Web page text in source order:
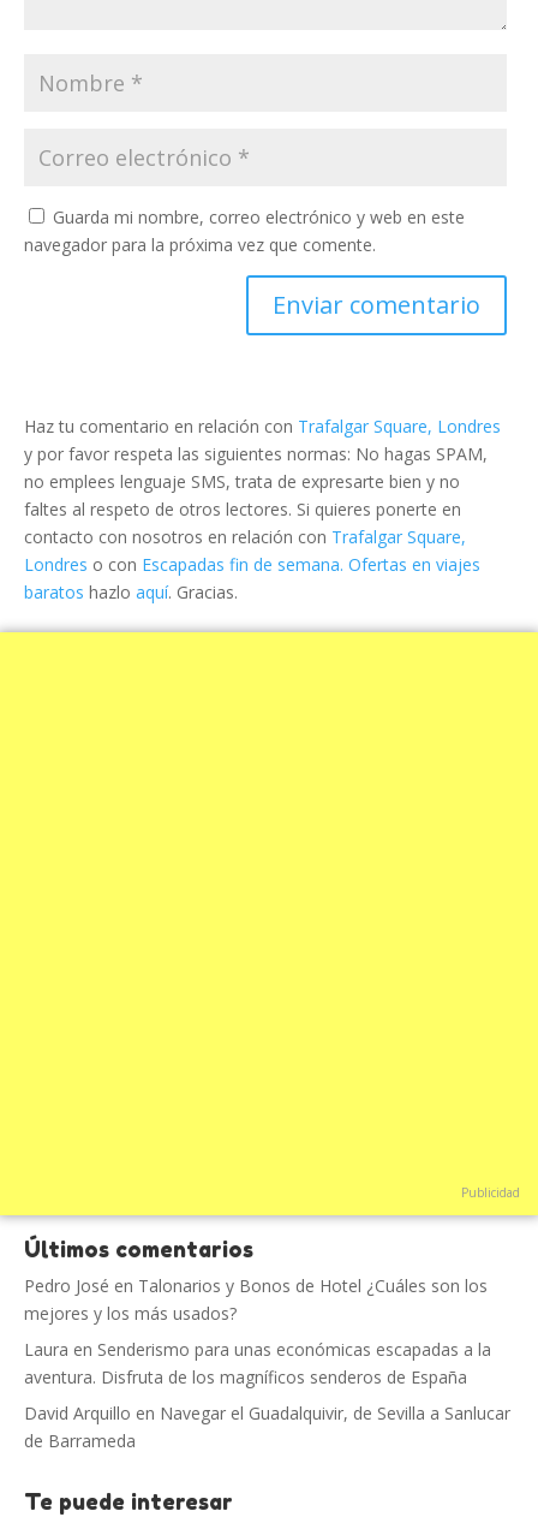
Guarda mi nombre, correo electrónico y web en este
navegador para la próxima vez que comente.
Haz tu comentario en relación con Trafalgar Square, Londres
y por favor respeta las siguientes normas: No hagas SPAM,
no emplees lenguaje SMS, trata de expresarte bien y no
faltes al respeto de otros lectores. Si quieres ponerte en
contacto con nosotros en relación con Trafalgar Square,
Londres o con Escapadas fin de semana. Ofertas en viajes
baratos hazlo aquí. Gracias.
Publicidad
Últimos comentarios
Pedro José en Talonarios y Bonos de Hotel ¿Cuáles son los
mejores y los más usados?
Laura en Senderismo para unas económicas escapadas a la
aventura. Disfruta de los magníficos senderos de España
David Arquillo en Navegar el Guadalquivir, de Sevilla a Sanlucar
de Barrameda
Te puede interesar